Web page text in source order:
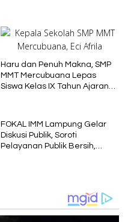
Haru dan Penuh Makna, SMP
MMT Mercubuana Lepas
Siswa Kelas IX Tahun Ajaran
FOKAL IMM Lampung Gelar
Diskusi Publik, Soroti
Pelayanan Publik Bersih,